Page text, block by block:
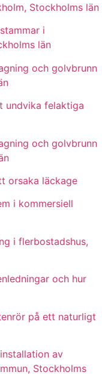
Stockholms län
i
län
och golvbrunn
undvika felaktiga
och golvbrunn
orsaka läckage
i kommersiell
i flerbostadshus,
och hur
på ett naturligt
av
Stockholms